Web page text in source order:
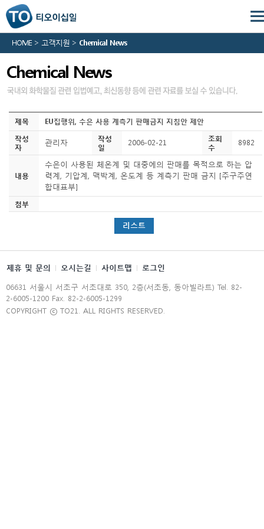
HOME > 고객지원 > Chemical News
Chemical News
제목
EU집행위, 수은 사용 계측기 판매금지 지침안 제안
작성
자
관리자
작성
일
2006-02-21
조회
수
8982
내용
수은이 사용된 체온계 및 대중에의 판매를 목적으로 하는 압
력계, 기압계, 맥박계, 온도계 등 계측기 판매 금지 [주구주연
합대표부]
첨부
리스트
제휴 및 문의 오시는길 사이트맵
로그인
06631 서울시 서초구 서초대로 350, 2층(서초동, 동아빌라트) Tel. 82-
2-6005-1200 Fax. 82-2-6005-1299
COPYRIGHT ⓒ TO21. ALL RIGHTS RESERVED.